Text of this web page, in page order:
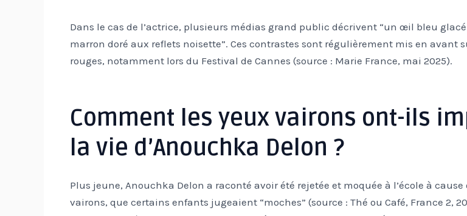
Dans le cas de l’actrice, plusieurs médias grand public décrivent “un œil bleu
marron doré aux reflets noisette”. Ces contrastes sont régulièrement mis en avant
rouges, notamment lors du Festival de Cannes (source : Marie France, mai 2025).
Comment les yeux vairons ont-ils
la vie d’Anouchka Delon ?
Plus jeune, Anouchka Delon a raconté avoir été rejetée et moquée à l’école à cause
vairons, que certains enfants jugeaient “moches” (source : Thé ou Café, France 2,